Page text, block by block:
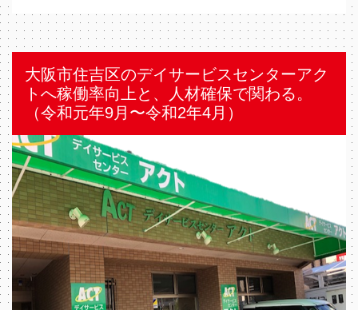
大阪市住吉区のデイサービスセンターアク
トへ稼働率向上と、人材確保で関わる。
（令和元年9⽉〜令和2年4⽉）